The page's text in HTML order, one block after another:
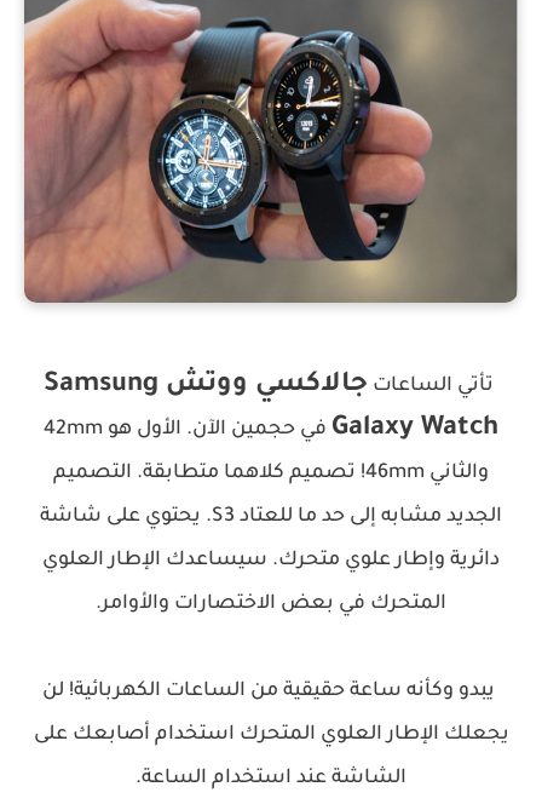
تأتي الساعات
جالاكسي ووتش Samsung
Galaxy Watch
في حجمين الآن. الأول هو 42mm
والثاني 46mm! تصميم كلاهما متطابقة. التصميم
الجديد مشابه إلى حد ما للعتاد S3. يحتوي على شاشة
دائرية وإطار علوي متحرك. سيساعدك الإطار العلوي
المتحرك في بعض الاختصارات والأوامر.
يبدو وكأنه ساعة حقيقية من الساعات الكهربائية! لن
يجعلك الإطار العلوي المتحرك استخدام أصابعك على
الشاشة عند استخدام الساعة.